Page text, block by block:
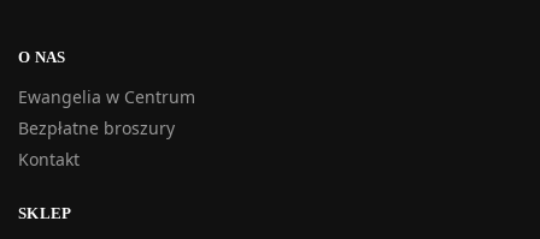
O NAS
Ewangelia w Centrum
Bezpłatne broszury
Kontakt
SKLEP